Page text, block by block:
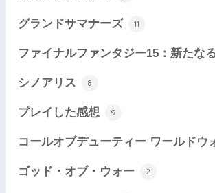
グランドサマナーズ 11
ファイナルファンタジー15：新たな
シノアリス 8
プレイした感想 9
コールオブデューティー ワールドウ
ゴッド・オブ・ウォー 2